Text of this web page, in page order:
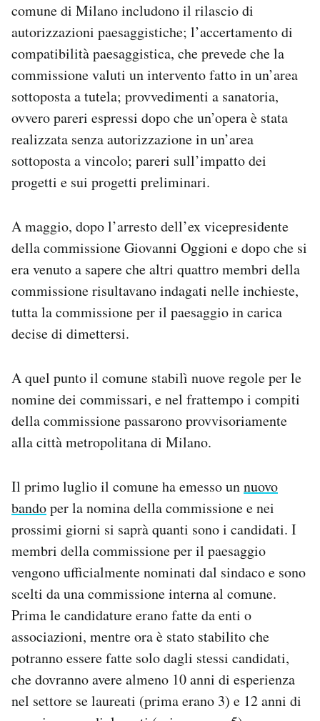
comune di Milano includono il rilascio di
autorizzazioni paesaggistiche; l’accertamento di
compatibilità paesaggistica, che prevede che la
commissione valuti un intervento fatto in un’area
sottoposta a tutela; provvedimenti a sanatoria,
ovvero pareri espressi dopo che un’opera è stata
realizzata senza autorizzazione in un’area
sottoposta a vincolo; pareri sull’impatto dei
progetti e sui progetti preliminari.
A maggio, dopo l’arresto dell’ex vicepresidente
della commissione Giovanni Oggioni e dopo che si
era venuto a sapere che altri quattro membri della
commissione risultavano indagati nelle inchieste,
tutta la commissione per il paesaggio in carica
decise di dimettersi.
A quel punto il comune stabilì nuove regole per le
nomine dei commissari, e nel frattempo i compiti
della commissione passarono provvisoriamente
alla città metropolitana di Milano.
Il primo luglio il comune ha emesso unnuovo
bandoper la nomina della commissione e nei
prossimi giorni si saprà quanti sono i candidati. I
membri della commissione per il paesaggio
vengono ufficialmente nominati dal sindaco e sono
scelti da una commissione interna al comune.
Prima le candidature erano fatte da enti o
associazioni, mentre ora è stato stabilito che
potranno essere fatte solo dagli stessi candidati,
che dovranno avere almeno 10 anni di esperienza
nel settore se laureati (prima erano 3) e 12 anni di